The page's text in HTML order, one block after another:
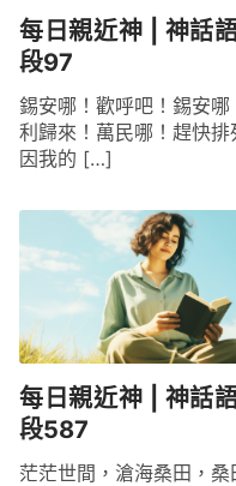
每日親近神 | 神話
段97
錫安哪！歡呼吧！錫安
利歸來！萬民哪！趕快排
因我的 […]
每日親近神 | 神話
段587
茫茫世間，滄海桑田，